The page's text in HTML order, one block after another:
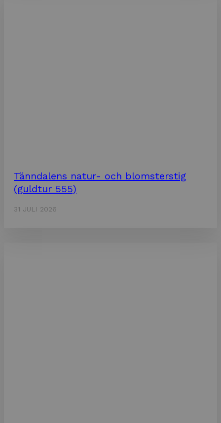
Tänndalens natur- och blomsterstig
(guldtur 555)
31 JULI 2026